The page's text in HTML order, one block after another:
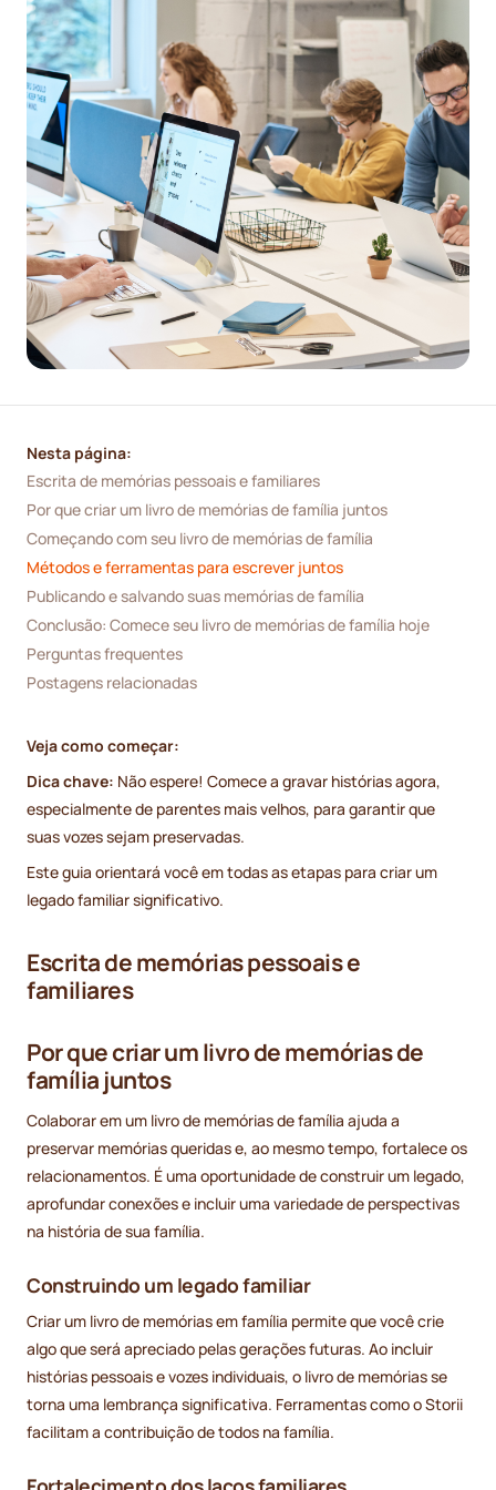
Nesta página:
Escrita de memórias pessoais e familiares
Por que criar um livro de memórias de família juntos
Começando com seu livro de memórias de família
Métodos e ferramentas para escrever juntos
Publicando e salvando suas memórias de família
Conclusão: Comece seu livro de memórias de família hoje
Perguntas frequentes
Postagens relacionadas
Veja como começar:
Dica chave: Não espere! Comece a gravar histórias agora,
especialmente de parentes mais velhos, para garantir que
suas vozes sejam preservadas.
Este guia orientará você em todas as etapas para criar um
legado familiar significativo.
Escrita de memórias pessoais e
familiares
Por que criar um livro de memórias de
família juntos
Colaborar em um livro de memórias de família ajuda a
preservar memórias queridas e, ao mesmo tempo, fortalece os
relacionamentos. É uma oportunidade de construir um legado,
aprofundar conexões e incluir uma variedade de perspectivas
na história de sua família.
Construindo um legado familiar
Criar um livro de memórias em família permite que você crie
algo que será apreciado pelas gerações futuras. Ao incluir
histórias pessoais e vozes individuais, o livro de memórias se
torna uma lembrança significativa. Ferramentas como o Storii
facilitam a contribuição de todos na família.